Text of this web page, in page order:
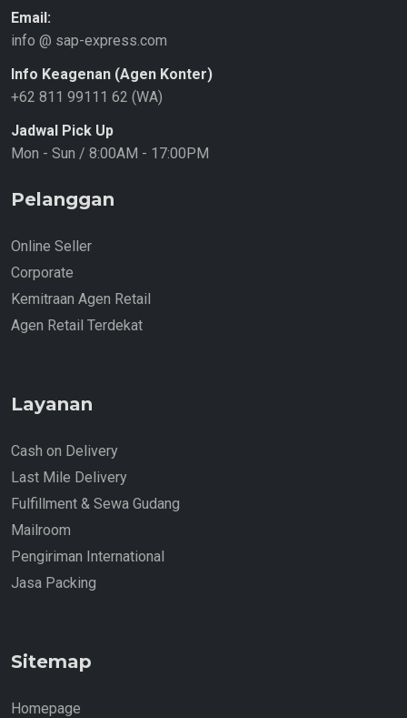
Email:
info @ sap-express.com
Info Keagenan (Agen Konter)
+62 811 99111 62 (WA)
Jadwal Pick Up
Mon - Sun / 8:00AM - 17:00PM
Pelanggan
Online Seller
Corporate
Kemitraan Agen Retail
Agen Retail Terdekat
Layanan
Cash on Delivery
Last Mile Delivery
Fulfillment & Sewa Gudang
Mailroom
Pengiriman International
Jasa Packing
Sitemap
Homepage